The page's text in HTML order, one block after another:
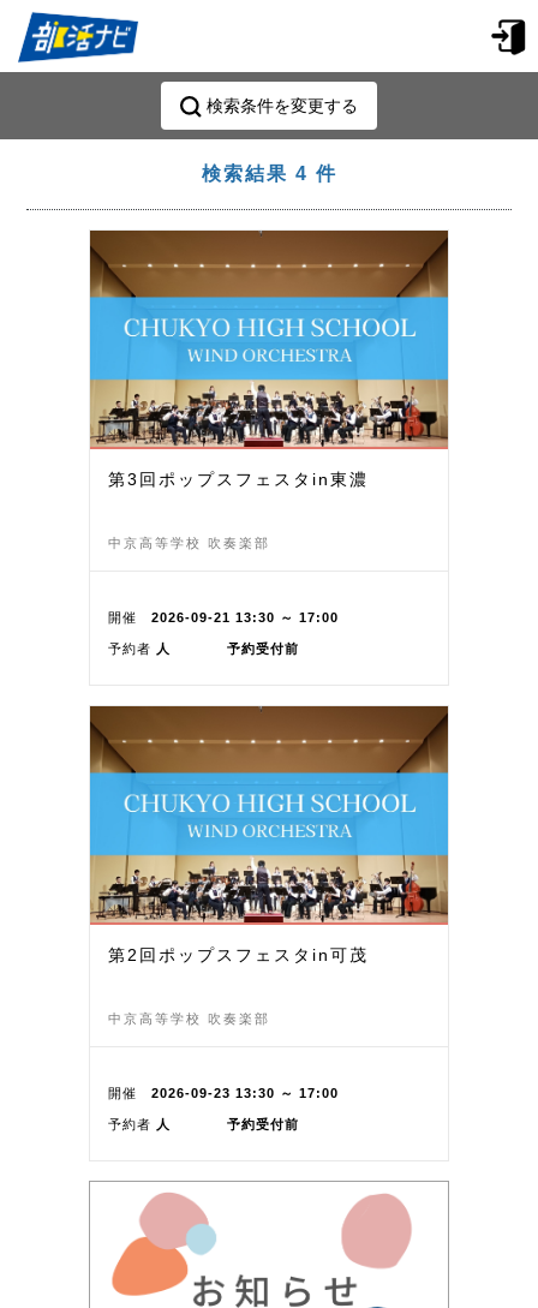
検索条件を変更する
検索結果 4 件
第3回ポップスフェスタin東濃
中京高等学校 吹奏楽部
開催 2026-09-21 13:30 ～ 17:00
予約者 人 予約受付前
第2回ポップスフェスタin可茂
中京高等学校 吹奏楽部
開催 2026-09-23 13:30 ～ 17:00
予約者 人 予約受付前